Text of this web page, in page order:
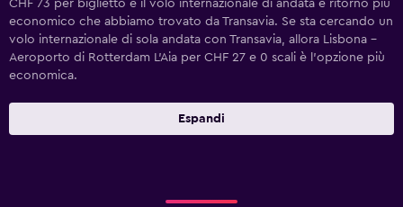
CHF 73 per biglietto è il volo internazionale di andata e ritorno più
economico che abbiamo trovato da Transavia. Se sta cercando un
volo internazionale di sola andata con Transavia, allora Lisbona -
Aeroporto di Rotterdam L'Aia per CHF 27 e 0 scali è l'opzione più
economica.
Espandi